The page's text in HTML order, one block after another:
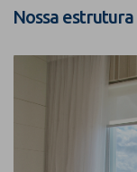
Nossa estrutura